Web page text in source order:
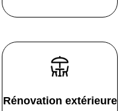
Rénovation extérieure